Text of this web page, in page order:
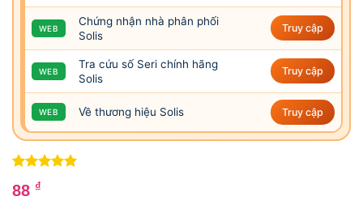
WEB
Chứng nhận nhà phân phối
Solis
Truy cập
WEB
Tra cứu số Seri chính hãng
Solis
Truy cập
WEB Về thương hiệu Solis Truy cập
trên 5
dựa trên
88 ₫